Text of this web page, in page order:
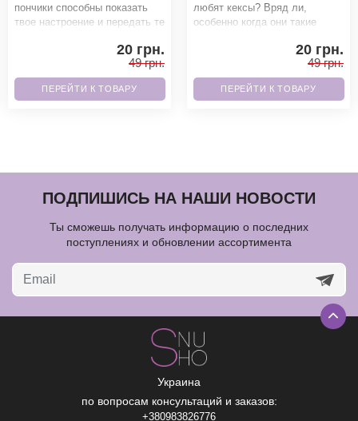
пончики способны показать
твое настроение и передать те
20 грн.
49 грн.
ПЕРЕЙТИ К ТОВАРУ
любят кексы? Вряд ли,
особенно когда они такие
большом формате А520 грн.
49 грн.
ПЕРЕЙТИ К ТОВАРУ
ПОДПИШИСЬ НА НАШИ НОВОСТИ
Ты сможешь получать информацию о последних
поступлениях и обновлении ассортимента
Украина
по вопросам консультаций и заказов:
+380983826776